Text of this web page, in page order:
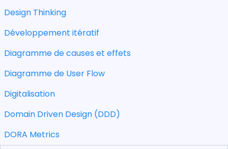
Design Thinking
Développement itératif
Diagramme de causes et effets
Diagramme de User Flow
Digitalisation
Domain Driven Design (DDD)
DORA Metrics